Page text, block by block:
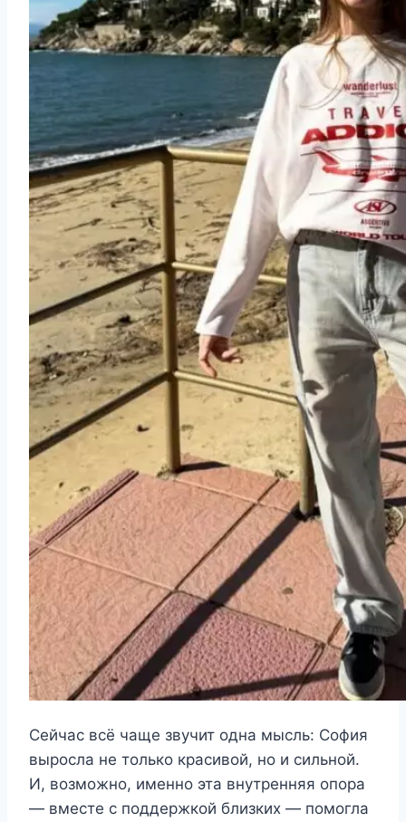
Сейчас всё чаще звучит одна мысль: София
выросла не только красивой, но и сильной.
И, возможно, именно эта внутренняя опора
— вместе с поддержкой близких — помогла